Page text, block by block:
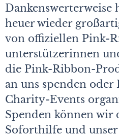
Dankenswerterweise
heuer wieder
von offiziellen Pink-
unterstützerinnen
die Pink-Ribbon-
an uns spenden
Charity-Events
Spenden können wir
Soforthilfe und